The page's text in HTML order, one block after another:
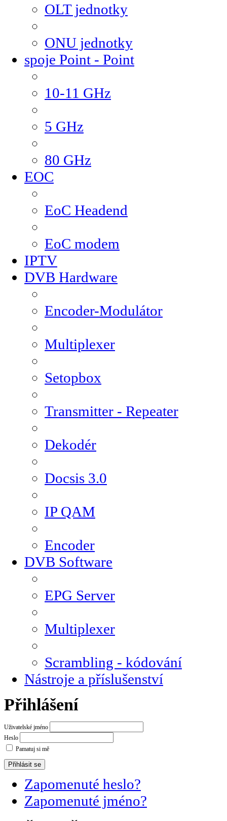
OLT jednotky
ONU jednotky
spoje Point - Point
10-11 GHz
5 GHz
80 GHz
EOC
EoC Headend
EoC modem
IPTV
DVB Hardware
Encoder-Modulátor
Multiplexer
Setopbox
Transmitter - Repeater
Dekodér
Docsis 3.0
IP QAM
Encoder
DVB Software
EPG Server
Multiplexer
Scrambling - kódování
Nástroje a příslušenství
Přihlášení
Uživatelské jméno
Heslo
Pamatuj si mě
Zapomenuté heslo?
Zapomenuté jméno?